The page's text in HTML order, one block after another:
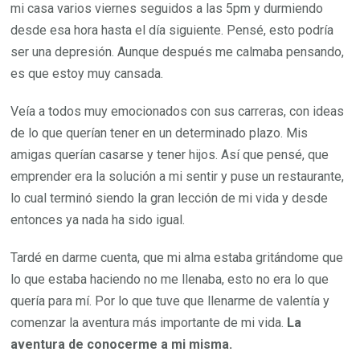
mi casa varios viernes seguidos a las 5pm y durmiendo
desde esa hora hasta el día siguiente. Pensé, esto podría
ser una depresión. Aunque después me calmaba pensando,
es que estoy muy cansada.
Veía a todos muy emocionados con sus carreras, con ideas
de lo que querían tener en un determinado plazo. Mis
amigas querían casarse y tener hijos. Así que pensé, que
emprender era la solución a mi sentir y puse un restaurante,
lo cual terminó siendo la gran lección de mi vida y desde
entonces ya nada ha sido igual.
Tardé en darme cuenta, que mi alma estaba gritándome que
lo que estaba haciendo no me llenaba, esto no era lo que
quería para mí. Por lo que tuve que llenarme de valentía y
comenzar la aventura más importante de mi vida. La
aventura de conocerme a mi misma.